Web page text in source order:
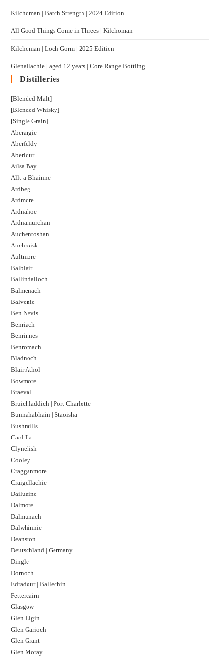
Kilchoman | Batch Strength | 2024 Edition
All Good Things Come in Threes | Kilchoman
Kilchoman | Loch Gorm​ | 2025 Edition
Glenallachie | aged 12 years | Core Range Bottling
Distilleries
[Blended Malt]
[Blended Whisky]
[Single Grain]
Aberargie
Aberfeldy
Aberlour
Ailsa Bay
Allt-a-Bhainne
Ardbeg
Ardmore
Ardnahoe
Ardnamurchan
Auchentoshan
Auchroisk
Aultmore
Balblair
Ballindalloch
Balmenach
Balvenie
Ben Nevis
Benriach
Benrinnes
Benromach
Bladnoch
Blair Athol
Bowmore
Braeval
Bruichladdich | Port Charlotte
Bunnahabhain | Staoisha
Bushmills
Caol Ila
Clynelish
Cooley
Cragganmore
Craigellachie
Dailuaine
Dalmore​
Dalmunach
Dalwhinnie
Deanston
Deutschland | Germany
Dingle
Dornoch
Edradour | Ballechin
Fettercairn
Glasgow
Glen Elgin
Glen Garioch
Glen Grant
Glen Moray